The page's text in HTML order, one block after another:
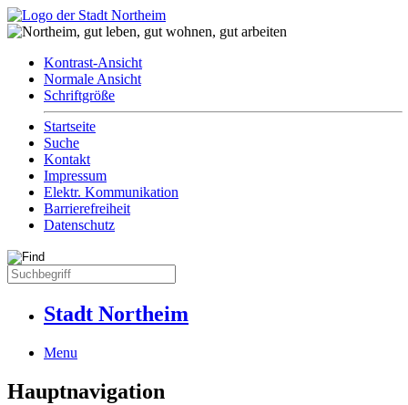
Kontrast-Ansicht
Normale Ansicht
Schriftgröße
Startseite
Suche
Kontakt
Impressum
Elektr. Kommunikation
Barrierefreiheit
Datenschutz
Stadt Northeim
Menu
Hauptnavigation